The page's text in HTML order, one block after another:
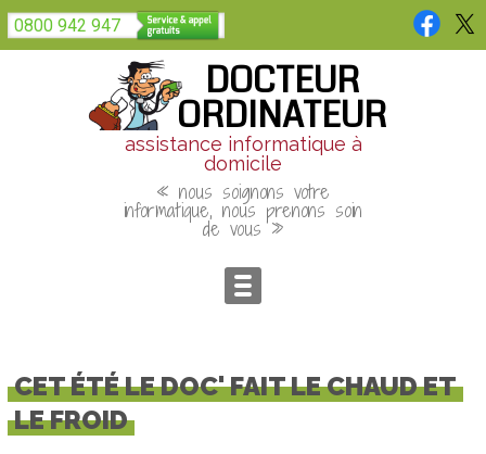
0800 942 947
DOCTEUR
ORDINATEUR
assistance informatique à
domicile
« nous soignons votre
informatique, nous prenons soin
de vous »
CET ÉTÉ LE DOC' FAIT LE CHAUD ET
LE FROID
Panneau de gestion des cookies